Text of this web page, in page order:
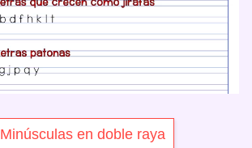
Minúsculas en doble raya